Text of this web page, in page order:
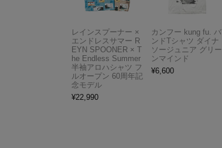
レインスプーナー ×
エンドレスサマー R
EYN SPOONER × T
he Endless Summer
半袖アロハシャツ フ
ルオープン 60周年記
念モデル
¥22,990
カンフー kung fu. バ
ンドTシャツ ダイナ
ソージュニア グリー
ンマインド
¥6,600